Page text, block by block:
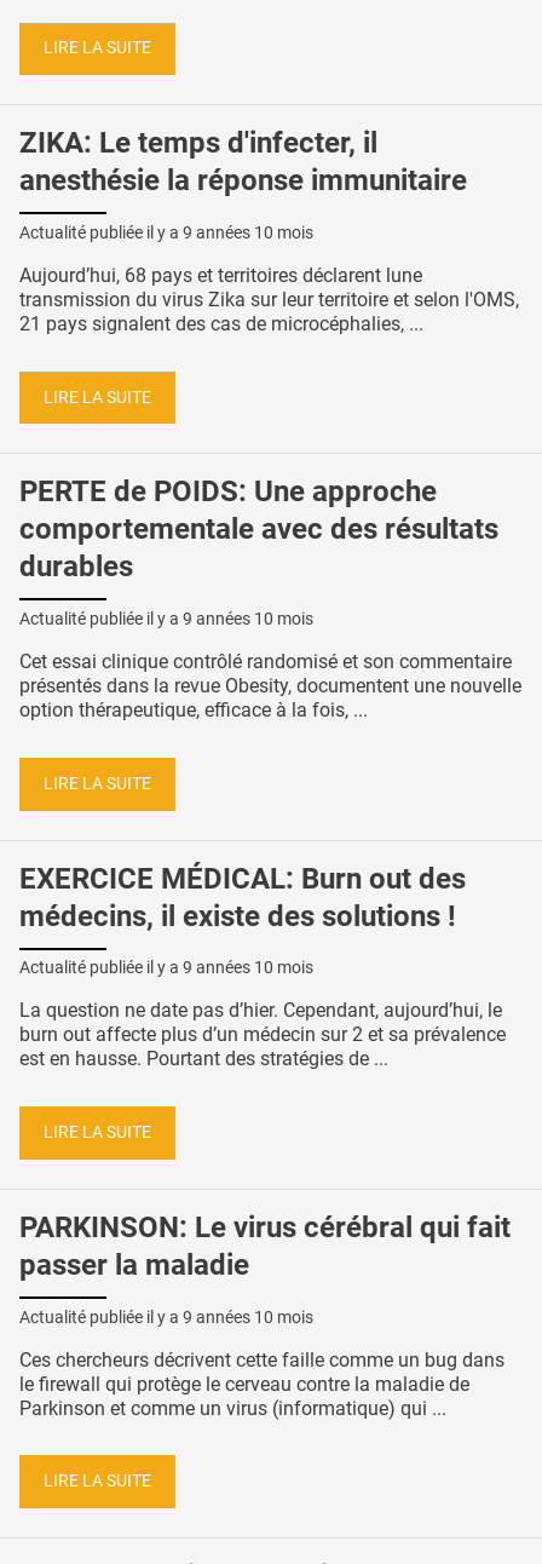
LIRE LA SUITE
ZIKA: Le temps d'infecter, il
anesthésie la réponse immunitaire
Actualité publiée il y a 9 années 10 mois
Aujourd’hui, 68 pays et territoires déclarent lune
transmission du virus Zika sur leur territoire et selon l'OMS,
21 pays signalent des cas de microcéphalies, ...
LIRE LA SUITE
PERTE de POIDS: Une approche
comportementale avec des résultats
durables
Actualité publiée il y a 9 années 10 mois
Cet essai clinique contrôlé randomisé et son commentaire
présentés dans la revue Obesity, documentent une nouvelle
option thérapeutique, efficace à la fois, ...
LIRE LA SUITE
EXERCICE MÉDICAL: Burn out des
médecins, il existe des solutions !
Actualité publiée il y a 9 années 10 mois
La question ne date pas d’hier. Cependant, aujourd’hui, le
burn out affecte plus d’un médecin sur 2 et sa prévalence
est en hausse. Pourtant des stratégies de ...
LIRE LA SUITE
PARKINSON: Le virus cérébral qui fait
passer la maladie
Actualité publiée il y a 9 années 10 mois
Ces chercheurs décrivent cette faille comme un bug dans
le firewall qui protège le cerveau contre la maladie de
Parkinson et comme un virus (informatique) qui ...
LIRE LA SUITE